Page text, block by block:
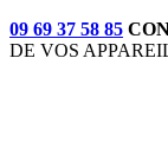
09 69 37 58 85
DE VOS